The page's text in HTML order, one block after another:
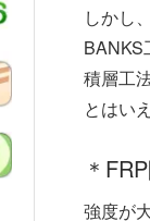
しかし
BANKS
積層工
とはい
＊
強度が